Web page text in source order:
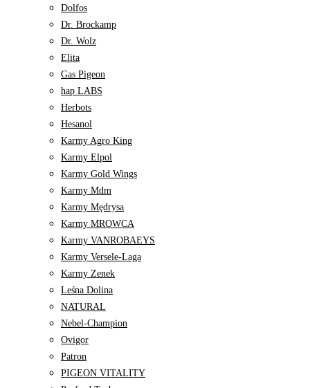
Dolfos
Dr. Brockamp
Dr. Wolz
Elita
Gas Pigeon
hap LABS
Herbots
Hesanol
Karmy Agro King
Karmy Elpol
Karmy Gold Wings
Karmy Mdm
Karmy Mędrysa
Karmy MROWCA
Karmy VANROBAEYS
Karmy Versele-Laga
Karmy Zenek
Leśna Dolina
NATURAL
Nebel-Champion
Ovigor
Patron
PIGEON VITALITY